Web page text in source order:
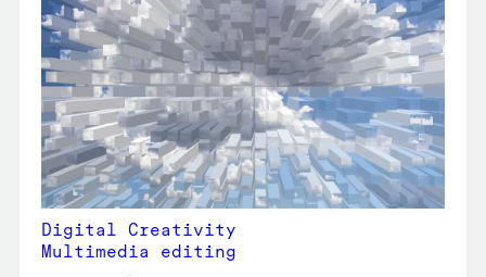
Digital Creativity
Multimedia editing